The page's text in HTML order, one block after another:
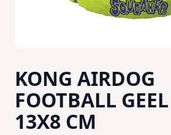
KONG AIRDOG
FOOTBALL
13X8 CM